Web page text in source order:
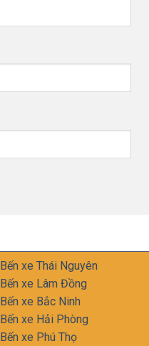
Bến xe Thái Nguyên
Bến xe Lâm Đồng
Bến xe Bắc Ninh
Bến xe Hải Phòng
Bến xe Phú Thọ